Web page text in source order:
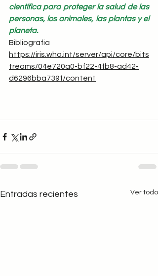
científica para proteger la salud de las
personas, los animales, las plantas y el
planeta.
Bibliografia
https://iris.who.int/server/api/core/bits
treams/04e720a0-bf22-4fb8-ad42-
d6296bba739f/content
Entradas recientes Ver todo